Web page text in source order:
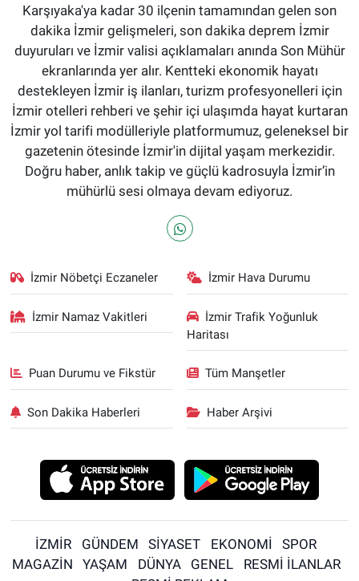
Karşıyaka'ya kadar 30 ilçenin tamamından gelen son
dakika İzmir gelişmeleri, son dakika deprem İzmir
duyuruları ve İzmir valisi açıklamaları anında Son Mühür
ekranlarında yer alır. Kentteki ekonomik hayatı
destekleyen İzmir iş ilanları, turizm profesyonelleri için
İzmir otelleri rehberi ve şehir içi ulaşımda hayat kurtaran
İzmir yol tarifi modülleriyle platformumuz, geleneksel bir
gazetenin ötesinde İzmir'in dijital yaşam merkezidir.
Doğru haber, anlık takip ve güçlü kadrosuyla İzmir’in
mühürlü sesi olmaya devam ediyoruz.
İzmir Nöbetçi Eczaneler İzmir Hava Durumu
İzmir Namaz Vakitleri
İzmir Trafik Yoğunluk
Haritası
Puan Durumu ve Fikstür Tüm Manşetler
Son Dakika Haberleri Haber Arşivi
İZMİR GÜNDEM SİYASET EKONOMİ
SPOR
MAGAZİN
YAŞAM DÜNYA GENEL
RESMİ İLANLAR